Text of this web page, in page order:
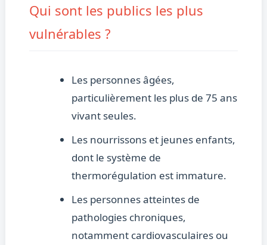
Qui sont les publics les plus
vulnérables ?
Les personnes âgées,
particulièrement les plus de 75 ans
vivant seules.
Les nourrissons et jeunes enfants,
dont le système de
thermorégulation est immature.
Les personnes atteintes de
pathologies chroniques,
notamment cardiovasculaires ou